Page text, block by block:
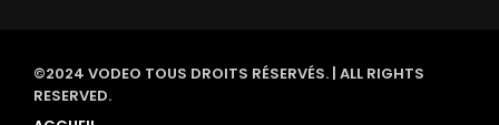
©2024 VODEO TOUS DROITS RÉSERVÉS. | ALL RIGHTS
RESERVED.